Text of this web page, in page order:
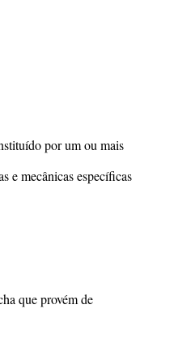
por um ou mais
e mecânicas específicas
que provém de